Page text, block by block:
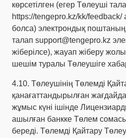
көрсетілген (егер Төлеуші
https://tengepro.kz/kk/feedback/
болса) электрондық
талап support@tengepro.kz
жіберілсе), жауап жіберу
шешім туралы Төлеушіге
4.10. Төлеушінің Төлемді
қанағаттандырылған
жұмыс күні ішінде
ашылған банкке Төлем
береді. Төлемді Қайтару